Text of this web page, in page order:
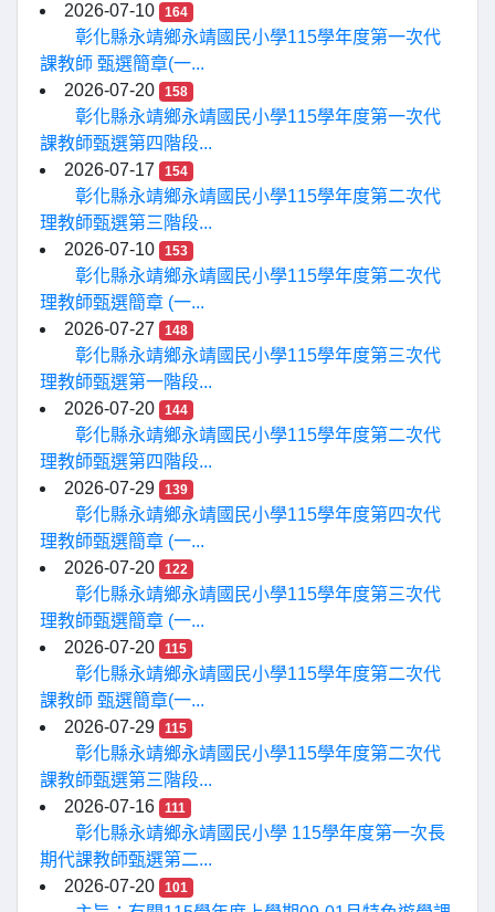
2026-07-10
164
彰化縣永靖鄉永靖國民小學115學年度第一次代
課教師 甄選簡章(一...
2026-07-20
158
彰化縣永靖鄉永靖國民小學115學年度第一次代
課教師甄選第四階段...
2026-07-17
154
彰化縣永靖鄉永靖國民小學115學年度第二次代
理教師甄選第三階段...
2026-07-10
153
彰化縣永靖鄉永靖國民小學115學年度第二次代
理教師甄選簡章 (一...
2026-07-27
148
彰化縣永靖鄉永靖國民小學115學年度第三次代
理教師甄選第一階段...
2026-07-20
144
彰化縣永靖鄉永靖國民小學115學年度第二次代
理教師甄選第四階段...
2026-07-29
139
彰化縣永靖鄉永靖國民小學115學年度第四次代
理教師甄選簡章 (一...
2026-07-20
122
彰化縣永靖鄉永靖國民小學115學年度第三次代
理教師甄選簡章 (一...
2026-07-20
115
彰化縣永靖鄉永靖國民小學115學年度第二次代
課教師 甄選簡章(一...
2026-07-29
115
彰化縣永靖鄉永靖國民小學115學年度第二次代
課教師甄選第三階段...
2026-07-16
111
彰化縣永靖鄉永靖國民小學 115學年度第一次長
期代課教師甄選第二...
2026-07-20
101